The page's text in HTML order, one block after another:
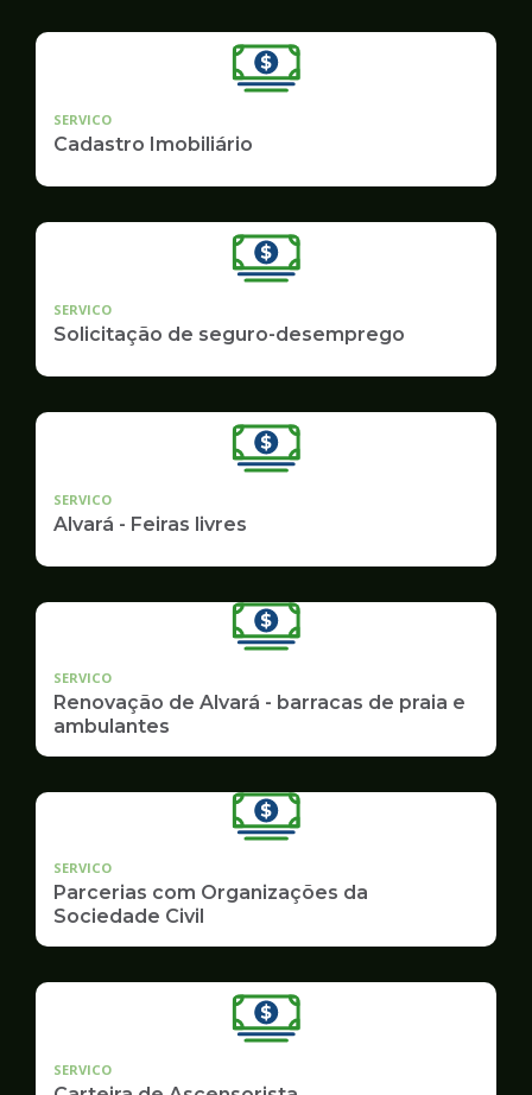
SERVICO
Cadastro Imobiliário
SERVICO
Solicitação de seguro-desemprego
SERVICO
Alvará - Feiras livres
SERVICO
Renovação de Alvará - barracas de praia e
ambulantes
SERVICO
Parcerias com Organizações da
Sociedade Civil
SERVICO